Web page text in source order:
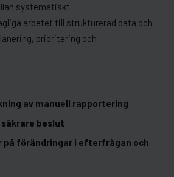
systematiskt.
arbetet till strukturerad data och
prioritering och
av manuell rapportering
beslut
på förändringar i efterfrågan och